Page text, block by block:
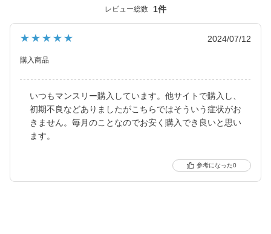
「キャンマジ5番」、定番ギャルカラコンの他に水光デザインや太
み出し続けています。
レビュー総数 1件
★★★★★ 2024/07/12
購入商品
いつもマンスリー購入しています。他サイトで購入し、
初期不良などありましたがこちらではそういう症状がお
きません。毎月のことなのでお安く購入でき良いと思い
ます。
0